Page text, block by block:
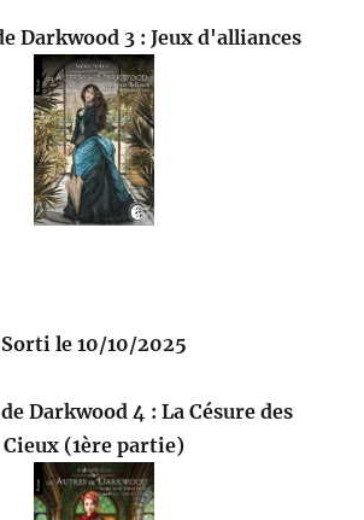
Darkwood 3 : Jeux d'alliances
Sorti le 10/10/2025
Darkwood 4 : La Césure des
Cieux (1ère partie)